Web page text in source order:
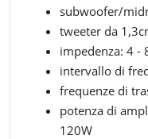
subwoofer/
tweeter da
impedenza: 4 -
intervallo di
frequenze di
potenza di
120W